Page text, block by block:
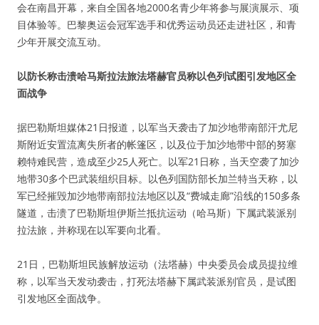
会在南昌开幕，来自全国各地2000名青少年将参与展演展示、项
目体验等。巴黎奥运会冠军选手和优秀运动员还走进社区，和青
少年开展交流互动。
以防长称击溃哈马斯拉法旅法塔赫官员称以色列试图引发地区全
面战争
据巴勒斯坦媒体21日报道，以军当天袭击了加沙地带南部汗尤尼
斯附近安置流离失所者的帐篷区，以及位于加沙地带中部的努塞
赖特难民营，造成至少25人死亡。以军21日称，当天空袭了加沙
地带30多个巴武装组织目标。以色列国防部长加兰特当天称，以
军已经摧毁加沙地带南部拉法地区以及“费城走廊”沿线的150多条
隧道，击溃了巴勒斯坦伊斯兰抵抗运动（哈马斯）下属武装派别
拉法旅，并称现在以军要向北看。
21日，巴勒斯坦民族解放运动（法塔赫）中央委员会成员提拉维
称，以军当天发动袭击，打死法塔赫下属武装派别官员，是试图
引发地区全面战争。